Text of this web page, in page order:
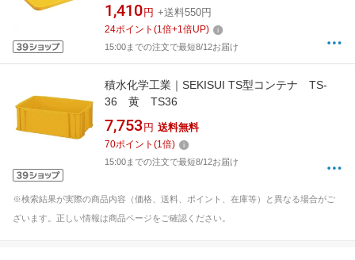
1,410 円 +送料550円
24ポイント (1倍+1倍UP)
15:00までの注文で最短8/12お届け
積水化学工業｜SEKISUI TS型コンテナ TS-
36 黄 TS36
7,753 円 送料無料
70ポイント (1倍)
15:00までの注文で最短8/12お届け
※検索結果が実際の商品内容（価格、送料、ポイント、在庫等）と異なる場合がご
ざいます。正しい情報は商品ページをご確認ください。